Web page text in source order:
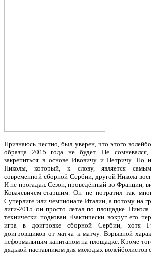
Признаюсь честно, был уверен, что этого
образца 2015 года не будет. Не
закрепиться в основе Ивовичу и Петричу. Но
Николы, который, к слову, является
современной сборной Сербии, другой Никола
И не прогадал. Сезон, проведённый во Франции,
Ковачевичем-старшим. Он не потратил так
Суперлиге или чемпионате Италии, а потому на
лиги-2015 он просто летал по площадке.
технически подкован. Фактически вокруг его
игра в доигровке сборной Сербии, хотя
доигровщиков от матча к матчу. Взрывной
неформальным капитаном на площадке. Кроме
дядькой-наставником для молодых